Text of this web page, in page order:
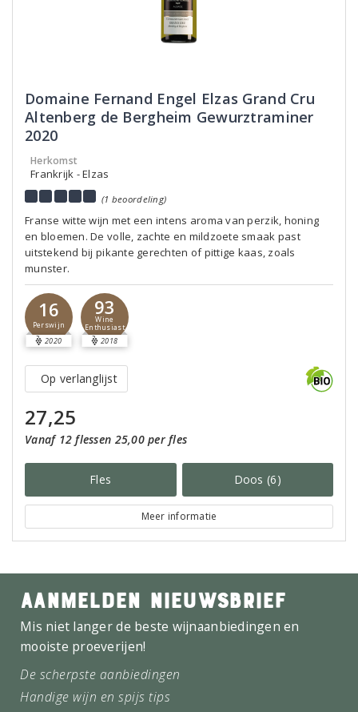
Domaine Fernand Engel Elzas Grand Cru
Altenberg de Bergheim Gewurztraminer
2020
Herkomst
Frankrijk - Elzas
(1 beoordeling)
Franse witte wijn met een intens aroma van perzik, honing
en bloemen. De volle, zachte en mildzoete smaak past
uitstekend bij pikante gerechten of pittige kaas, zoals
munster.
16
Perswijn
2020
93
Wine
Enthusiast
2018
Op verlanglijst
27,25
Vanaf 12 flessen 25,00 per fles
Fles Doos (6)
Meer informatie
AANMELDEN NIEUWSBRIEF
Mis niet langer de beste wijnaanbiedingen en
mooiste proeverijen!
De scherpste aanbiedingen
Handige wijn en spijs tips